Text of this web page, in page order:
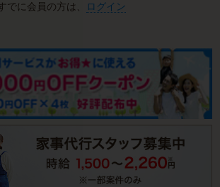
でに会員の方は、 ログイン